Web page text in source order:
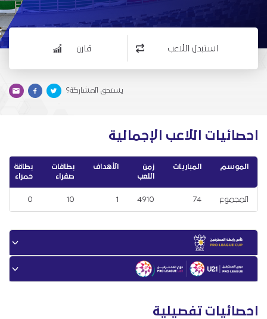
استبدل اللاعب قارن
يستحق المشاركة؟
احصائيات اللاعب الإجمالية
الموسم المباريات
زمن
اللعب
الأهداف
بطاقات
صفراء
بطاقة
حمراء
المجموع 74
4910
1
10
0
احصائيات تفصيلية